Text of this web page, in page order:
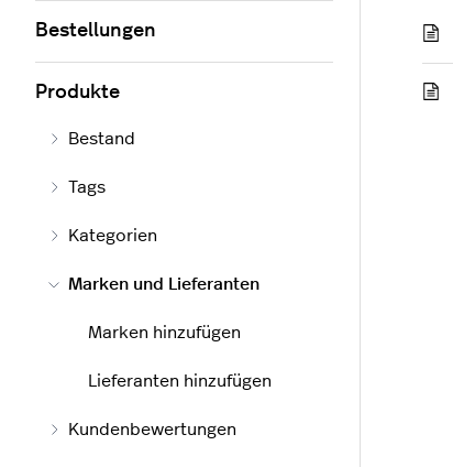
Bestellungen
Produkte
Bestand
Tags
Kategorien
Marken und Lieferanten
Marken hinzufügen
Lieferanten hinzufügen
Kundenbewertungen